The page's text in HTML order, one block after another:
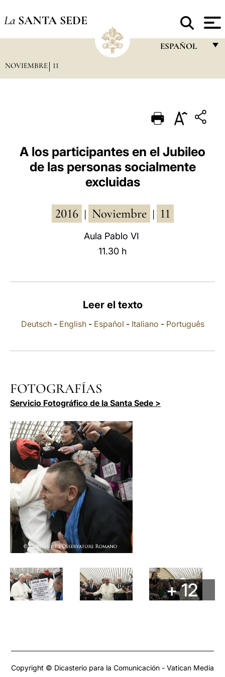
La SANTA SEDE
ESPAÑOL
PORTUGUÊS
ESPAÑOL
DEUTSCH
العربيّة
中文
NOVIEMBRE 11
A los participantes en el Jubileo
de las personas socialmente
excluidas
2016 Noviembre 11
Aula Pablo VI
11.30 h
Leer el texto
Deutsch- English- Español - Italiano - Português
FOTOGRAFÍAS
Servicio Fotográfico de la Santa Sede >
+ 12
Copyright © Dicasterio para la Comunicación - Vatican Media